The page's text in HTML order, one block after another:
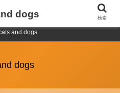
and dogs
dogs
dogs 検索